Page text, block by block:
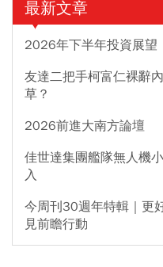
最新文章
2026年下半年投資展望
友達二把手柯富仁裸辭
草？
2026前進大南方論壇
佳世達集團艦隊無人機
入
今周刊30週年特輯｜更
見前瞻行動